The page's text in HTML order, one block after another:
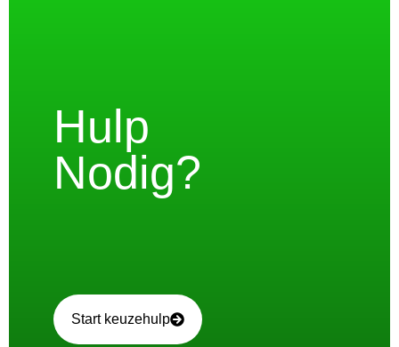
Hulp
Nodig?
Start keuzehulp